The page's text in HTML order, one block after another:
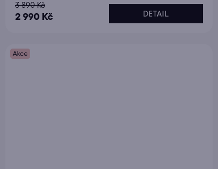
2 990 Kč
3 890 Kč
DETAIL
Akce